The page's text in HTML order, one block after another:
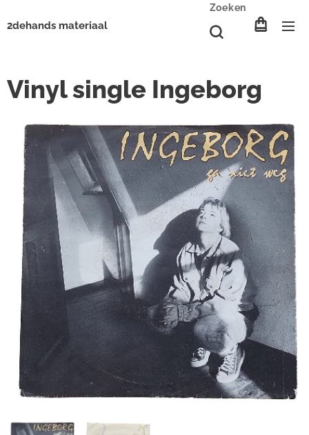
2dehands materiaal
Zoeken
Vinyl single Ingeborg